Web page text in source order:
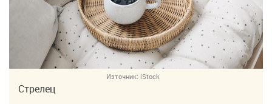
Източник: iStock
Стрелец